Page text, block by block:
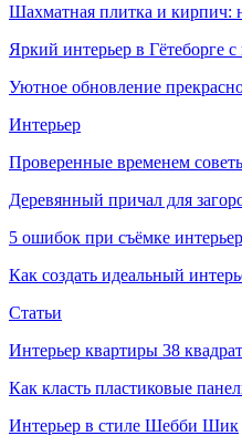
Шахматная плитка и
Яркий интерьер в
Уютное обновление
Интерьер
Проверенные временем
Деревянный причал для
5 ошибок при съёмке
Как создать идеальный
Статьи
Интерьер квартиры 38
Как класть пластиковые
Интерьер в стиле Шебби Шик